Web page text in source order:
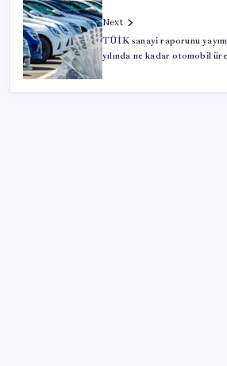
Next
TÜİK sanayi raporunu
yılında ne kadar otomobil